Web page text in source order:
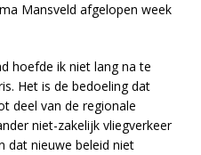
Mansveld afgelopen week
hoefde ik niet lang na te
Het is de bedoeling dat
deel van de regionale
niet-zakelijk vliegverkeer
dat nieuwe beleid niet